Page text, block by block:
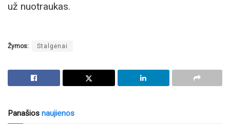
už nuotraukas.
Žymos: Stalgėnai
Panašios naujienos